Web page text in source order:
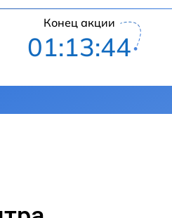
Конец акции
01:13:43